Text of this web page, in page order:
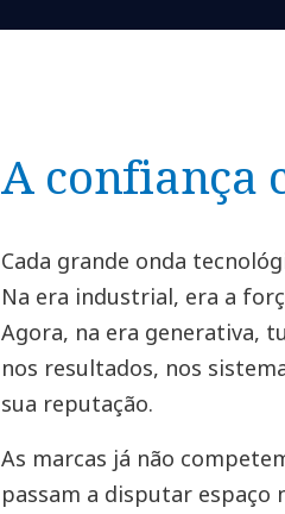
A confiança
Cada grande onda
Na era industrial, era a
Agora, na era generativa,
nos resultados, nos
sua reputação.
As marcas já não
passam a disputar